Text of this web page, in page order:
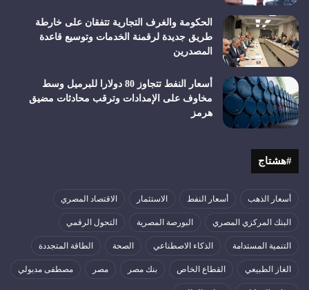
الحكومة والغرف التجارية تتفقان على خارطة
طريق جديدة لرقمنة الخدمات وتوسيع قاعدة
المصدرين
أسعار النفط تتجاوز 80 دولارا للبرميل وسط
مخاوف على الإمدادات وترقب محادثات مضيق
هرمز
#هشتاج
أسعار الذهب أسعار النفط الاستثمار الاقتصاد المصري
البنك المركزي المصري البورصة المصرية التحول الرقمي
التنمية المستدامة الذكاء الاصطناعي الصحة الطاقة المتجددة
الغاز الطبيعي القطاع الخاص بنك مصر مصر مصطفى مدبولي